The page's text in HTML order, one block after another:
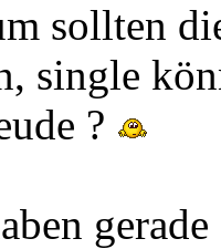
sollten
single
?